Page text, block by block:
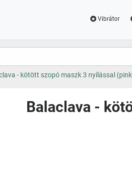
Vibrátor
- kötött szopó maszk 3 nyílással
Balaclava -